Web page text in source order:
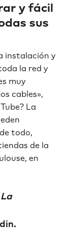
y fácil
sus
instalación y
la red y
muy
cables»,
La
todo,
de la
en